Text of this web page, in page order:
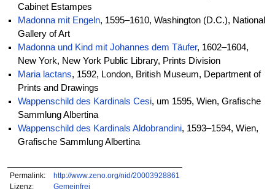
Cabinet Estampes
Madonna mit Engeln, 1595–1610, Washington (D.C.), National
Gallery of Art
Madonna und Kind mit Johannes dem Täufer, 1602–1604,
New York, New York Public Library, Prints Division
Maria lactans, 1592, London, British Museum, Department of
Prints and Drawings
Wappenschild des Kardinals Cesi, um 1595, Wien, Grafische
Sammlung Albertina
Wappenschild des Kardinals Aldobrandini, 1593–1594, Wien,
Grafische Sammlung Albertina
Permalink:
http://www.zeno.org/nid/20003928861
Lizenz:
Gemeinfrei